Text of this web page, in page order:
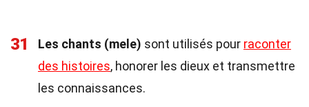
31 Les chants (mele) sont utilisés pour raconter
des histoires, honorer les dieux et transmettre
les connaissances.